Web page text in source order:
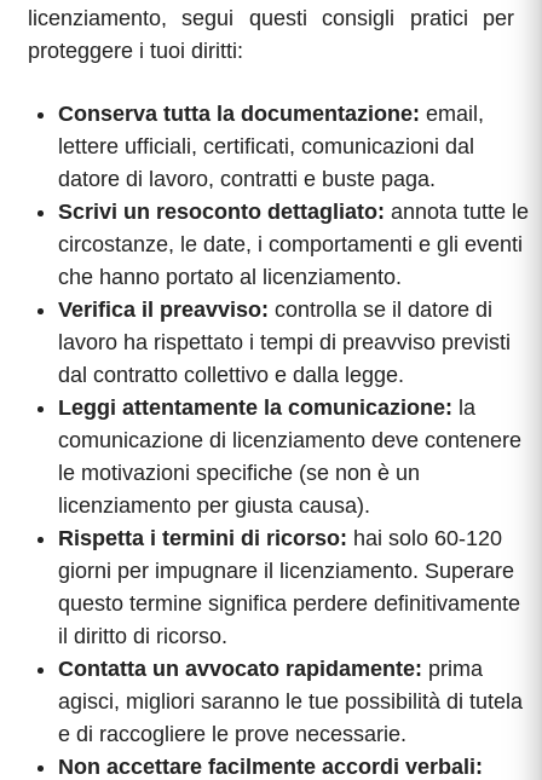
licenziamento, segui questi consigli pratici per
proteggere i tuoi diritti:
Conserva tutta la documentazione: email,
lettere ufficiali, certificati, comunicazioni dal
datore di lavoro, contratti e buste paga.
Scrivi un resoconto dettagliato: annota tutte le
circostanze, le date, i comportamenti e gli eventi
che hanno portato al licenziamento.
Verifica il preavviso: controlla se il datore di
lavoro ha rispettato i tempi di preavviso previsti
dal contratto collettivo e dalla legge.
Leggi attentamente la comunicazione: la
comunicazione di licenziamento deve contenere
le motivazioni specifiche (se non è un
licenziamento per giusta causa).
Rispetta i termini di ricorso: hai solo 60-120
giorni per impugnare il licenziamento. Superare
questo termine significa perdere definitivamente
il diritto di ricorso.
Contatta un avvocato rapidamente: prima
agisci, migliori saranno le tue possibilità di tutela
e di raccogliere le prove necessarie.
Non accettare facilmente accordi verbali: